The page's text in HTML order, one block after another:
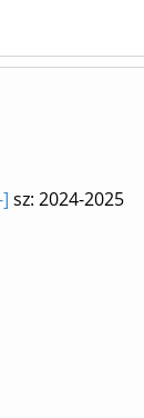
sz: 2024-2025